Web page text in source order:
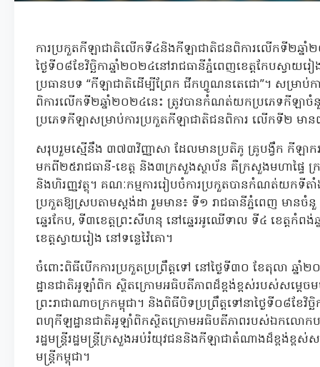
ការប្រកួតកីឡាជាតិលើកទី៤និងកីឡាជាតិជនពិការលើកទី២ឆ្នាំ
ថ្ងៃទី០៨ខែវិច្ឆិកាឆ្នាំ២០២៤នៅរាជធានីភ្នំពេញខេត្តកែបស្វា
ប្រធានបទ “កីឡាជាតិដើម្បីព្រែក ជីកហ្វូណនតេជោ”។ សម្រា
ពិការលើកទី២ឆ្នាំ២០២៤នេះ ត្រូវបានកំណត់យកប្រភេទកីឡ
ប្រភេទកីឡាសម្រាប់ការប្រកួតកីឡាជាតិជនពិការ លើកទី២ មា
សរុបរួមស្មើនឹង ៣៧៣វិញ្ញាសា ដែលមានប្រតិភូ គ្រូបង្វឹក កីឡ
មកពី២៥រាជធានី-ខេត្ត និង៣ក្រសួងស្ថាប័ន គឺក្រសួងមហាផ្ទៃ ក្
និងហិរញ្ញវត្ថុ។ គណៈកម្មការរៀបចំការប្រកួតបានកំណត់យកទីតាំ
ប្រកួតឱ្យស្របតាមស្តង់ដា រួមមាន៖ ទី១ រាជធានីភ្នំពេញ មាន
ឆ្នេរកែប, ទី៣ខេត្តព្រះសីហនុ នៅឆ្នេរអូឈើទាល ទី៤ ខេត្តកំពង់
ខេត្តស្វាយរៀង នៅទន្លេវ៉ៃគោ។
ចំពោះពិធីបើកការប្រកួតប្រព្រឹត្តទៅ នៅថ្ងៃទី៣០ ខែតុលា ឆ្
ដ្ឋានជាតិអូឡាំពិក ស្ថិតក្រោមអធិបតីភាពដ៏ខ្ពង់ខ្ពស់របស់សម្តេ
ព្រះរាជាណាចក្រកម្ពុជា។ និងពិធីបិទប្រព្រឹត្តទៅនាថ្ងៃទី០៨ខែ
ពហុកីឡដ្ឋានជាតិអូឡាំពិកស្ថិតក្រោមអធិបតីភាពរបស់ឯកលោ
រដ្ឋមន្ត្រីរដ្ឋមន្ត្រីក្រសួងអប់រំយុវជននិងកីឡាជាតំណាងដ៏ខ្ពង់ខ្ព
មន្ត្រីកម្ពុជា។